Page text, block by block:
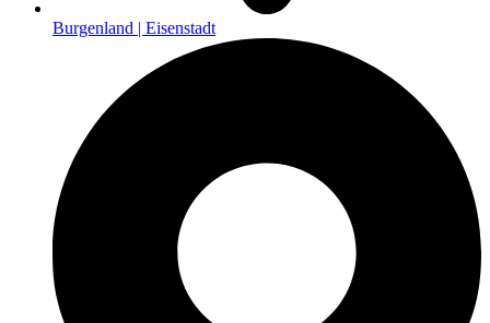
Burgenland | Eisenstadt